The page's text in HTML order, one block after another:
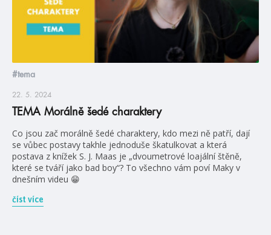
#tema
22. 5. 2024
TEMA Morálně šedé charaktery
Co jsou zač morálně šedé charaktery, kdo mezi ně patří, dají
se vůbec postavy takhle jednoduše škatulkovat a která
postava z knížek S. J. Maas je „dvoumetrové loajální štěně,
které se tváří jako bad boy“? To všechno vám poví Maky v
dnešním videu 😁
číst více